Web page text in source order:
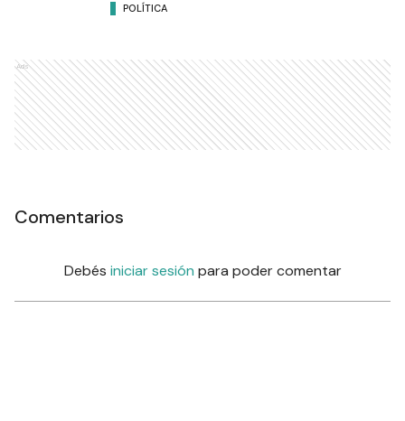
POLÍTICA
Ads
Comentarios
Debés iniciar sesión para poder comentar